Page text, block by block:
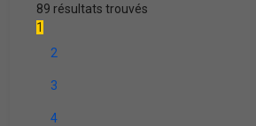
89 résultats trouvés
1
2
3
4